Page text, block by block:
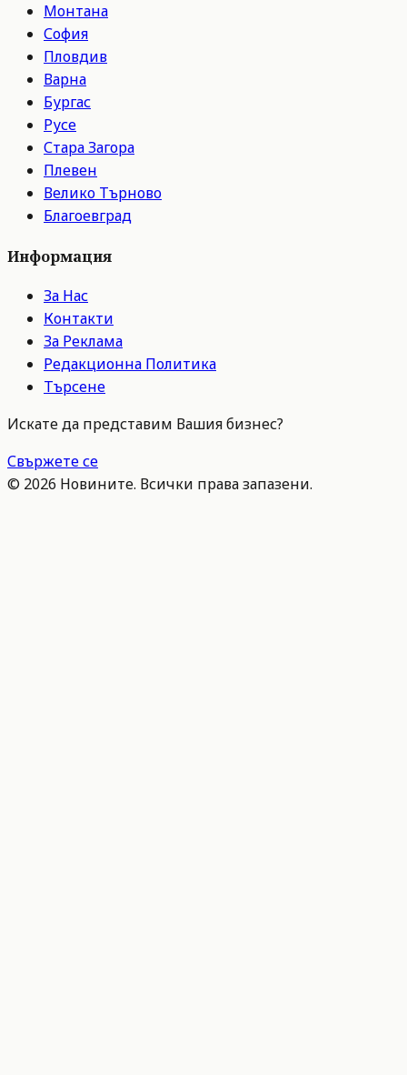
Монтана
София
Пловдив
Варна
Бургас
Русе
Стара Загора
Плевен
Велико Търново
Благоевград
Информация
За Нас
Контакти
За Реклама
Редакционна Политика
Търсене
Искате да представим Вашия бизнес?
Свържете се
© 2026 Новините. Всички права запазени.